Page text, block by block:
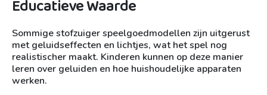
Educatieve Waarde
Sommige stofzuiger speelgoedmodellen zijn uitgerust
met geluidseffecten en lichtjes, wat het spel nog
realistischer maakt. Kinderen kunnen op deze manier
leren over geluiden en hoe huishoudelijke apparaten
werken.